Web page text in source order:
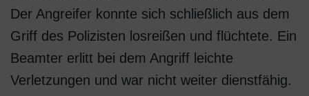
Der Angreifer konnte sich schließlich aus dem
Griff des Polizisten losreißen und flüchtete. Ein
Beamter erlitt bei dem Angriff leichte
Verletzungen und war nicht weiter dienstfähig.